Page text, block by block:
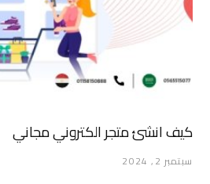
كيف انشئ متجر الكتروني مجاني
سبتمبر 2, 2024